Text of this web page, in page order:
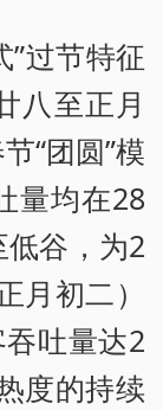
”过节特征
八至正月
“团圆”模
量均在28
谷，为2
月初二）
吐量达2
度的持续